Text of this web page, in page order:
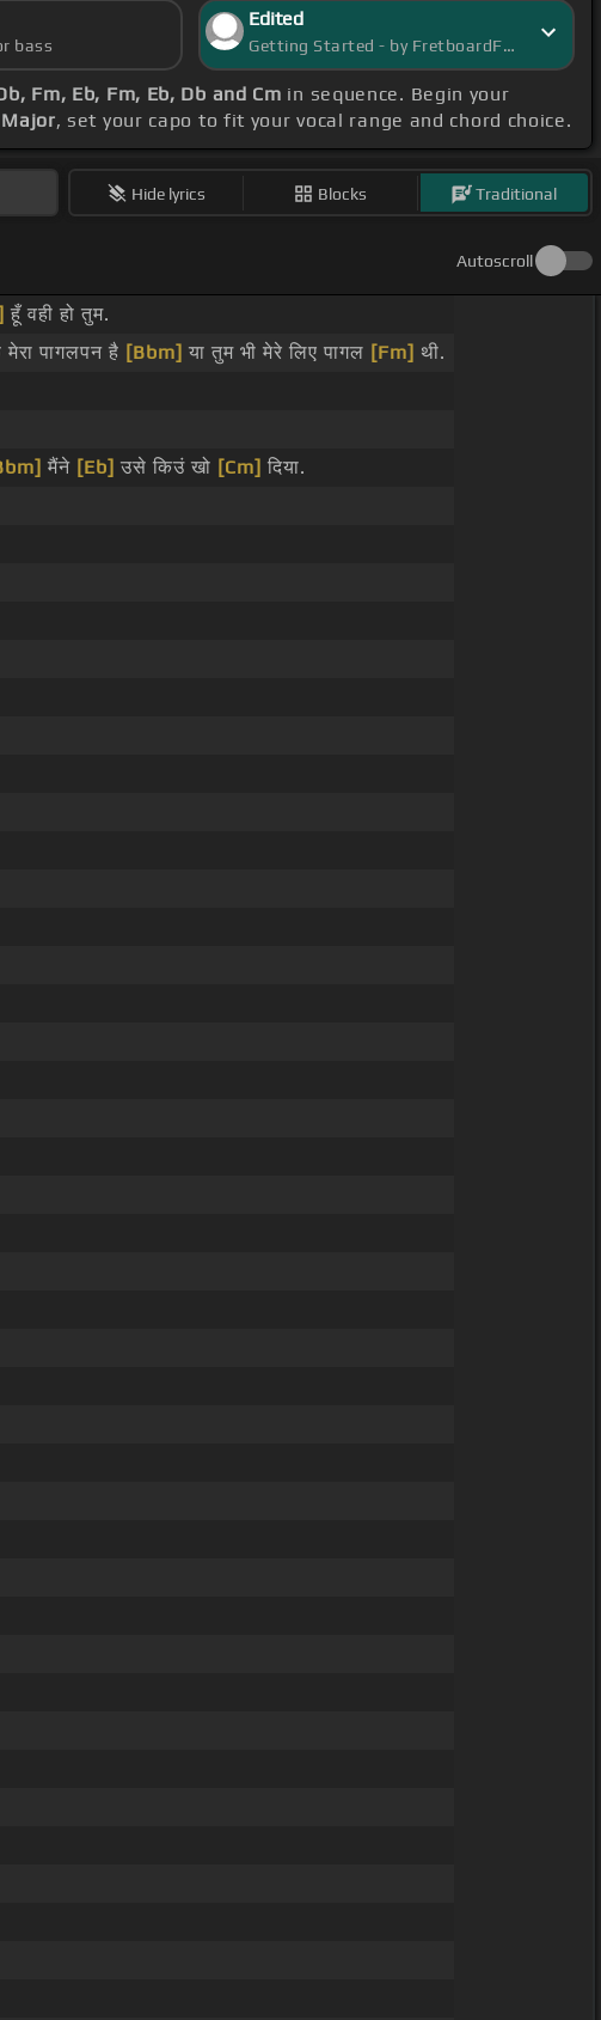
bass
Edited
Getting Started - by FretboardFantasy
Fm, Eb, Fm, Eb, Db and Cm in sequence. Begin your
, set your capo to fit your vocal range and chord choice.
Hide lyrics Blocks Traditional
Autoscroll
हूँ वही हो तुम.
मेरा पागलपन है [Bbm] या तुम भी मेरे लिए पागल [Fm] थी.
मैंने [Eb] उसे किउं खो [Cm] दिया.